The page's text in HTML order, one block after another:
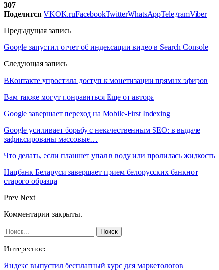
307
Поделится VKOK.ruFacebookTwitterWhatsAppTelegramViber
Предыдущая запись
Google запустил отчет об индексации видео в Search Console
Следующая запись
ВКонтакте упростила доступ к монетизации прямых эфиров
Вам также могут понравиться Еще от автора
Google завершает переход на Mobile-First Indexing
Google усиливает борьбу с некачественным SEO: в выдаче
зафиксированы массовые…
Что делать, если планшет упал в воду или пролилась жидкость
Нацбанк Беларуси завершает прием белорусских банкнот
старого образца
Prev Next
Комментарии закрыты.
Интересное:
Яндекс выпустил бесплатный курс для маркетологов